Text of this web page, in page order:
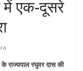
में एक-दूसरे
राज्यपाल रघुवर दास की